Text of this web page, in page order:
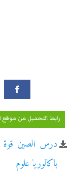
رابط التحميل من موقع
درس الصين قوة
باكالوريا علوم